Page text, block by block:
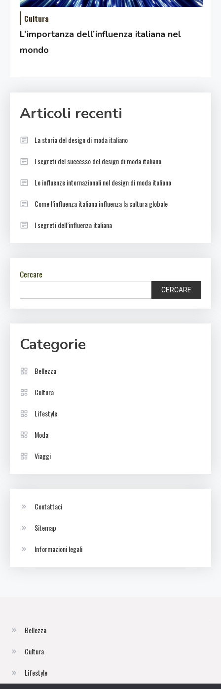
Cultura
L’importanza dell’influenza italiana nel
mondo
Articoli recenti
La storia del design di moda italiano
I segreti del successo del design di moda italiano
Le influenze internazionali nel design di moda italiano
Come l’influenza italiana influenza la cultura globale
I segreti dell’influenza italiana
Cercare
CERCARE
Categorie
Bellezza
Cultura
Lifestyle
Moda
Viaggi
Contattaci
Sitemap
Informazioni legali
Bellezza
Cultura
Lifestyle